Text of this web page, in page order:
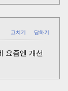
고치기 답하기
요즘엔 개선